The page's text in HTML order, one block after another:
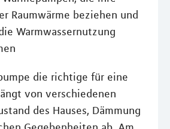
Raumwärme beziehen und
Warmwassernutzung
die richtige für eine
von verschiedenen
des Hauses, Dämmung